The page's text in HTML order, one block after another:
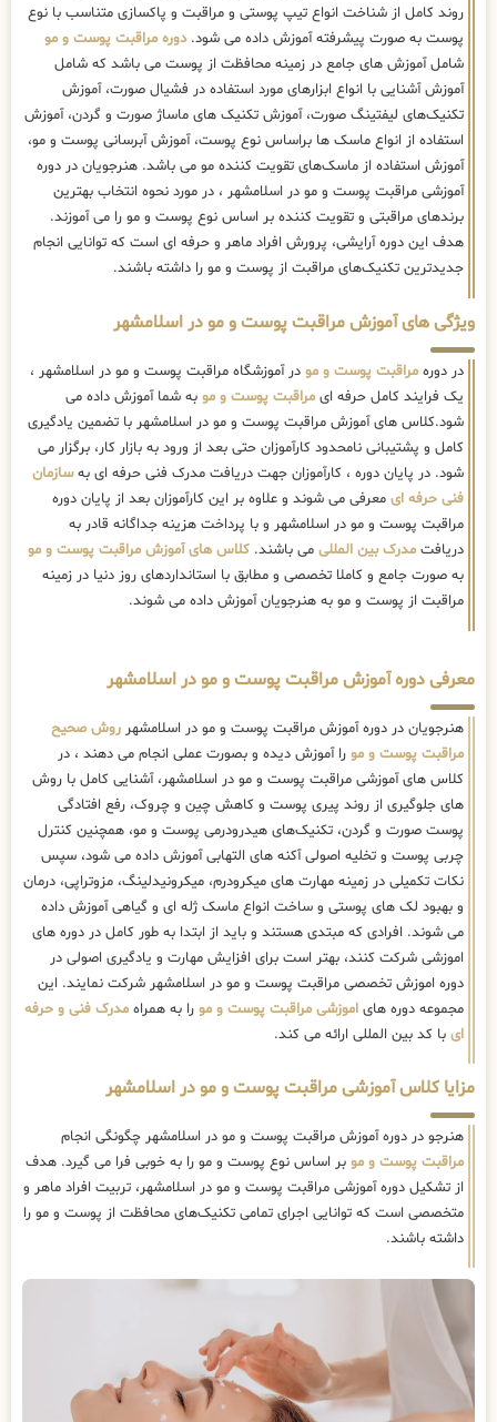
روند کامل از شناخت انواع تیپ پوستی و مراقبت و پاکسازی متناسب با نوع
پوست به صورت پیشرفته آموزش داده می شود.دوره مراقبت پوست و مو
شامل آموزش های جامع در زمینه محافظت از پوست می باشد که شامل
آموزش آشنایی با انواع ابزارهای مورد استفاده در فشیال صورت، آموزش
تکنیک‌های لیفتینگ صورت، آموزش تکنیک های ماساژ صورت و گردن، آموزش
استفاده از انواع ماسک ها براساس نوع پوست، آموزش آبرسانی پوست و مو،
آموزش استفاده از ماسک‌های تقویت کننده مو می باشد. هنرجویان در دوره
آموزشی مراقبت پوست و مو در اسلامشهر ، در مورد نحوه انتخاب بهترین
برندهای مراقبتی و تقویت کننده بر اساس نوع پوست و مو را می آموزند.
هدف این دوره آرایشی، پرورش افراد ماهر و حرفه ای است که توانایی انجام
جدیدترین تکنیک‌های مراقبت از پوست و مو را داشته باشند.
ویژگی های آموزش مراقبت پوست و مو در اسلامشهر
در دوره مراقبت پوست و مو در آموزشگاه مراقبت پوست و مو در اسلامشهر ،
یک فرایند کامل حرفه ای مراقبت پوست و مو به شما آموزش داده می
شود.کلاس های آموزش مراقبت پوست و مو در اسلامشهر با تضمین یادگیری
کامل و پشتیبانی نامحدود کارآموزان حتی بعد از ورود به بازار کار، برگزار می
شود. در پایان دوره ، کارآموزان جهت دریافت مدرک فنی حرفه ای بهسازمان
فنی حرفه ای معرفی می شوند و علاوه بر این کارآموزان بعد از پایان دوره
مراقبت پوست و مو در اسلامشهر و با پرداخت هزینه جداگانه قادر به
دریافت مدرک بین المللی می باشند. کلاس های آموزش مراقبت پوست و مو
به صورت جامع و کاملا تخصصی و مطابق با استانداردهای روز دنیا در زمینه
مراقبت از پوست و مو به هنرجویان آموزش داده می شوند.
معرفی دوره آموزش مراقبت پوست و مو در اسلامشهر
هنرجویان در دوره آموزش مراقبت پوست و مو در اسلامشهر روش صحیح
مراقبت پوست و مو را آموزش دیده و بصورت عملی انجام می دهند ، در
کلاس های آموزشی مراقبت پوست و مو در اسلامشهر، آشنایی کامل با روش
های جلوگیری از روند پیری پوست و کاهش چین و چروک، رفع افتادگی
پوست صورت و گردن، تکنیک‌های هیدرودرمی پوست و مو، همچنین کنترل
چربی پوست و تخلیه اصولی آکنه های التهابی آموزش داده می شود، سپس
نکات تکمیلی در زمینه مهارت های میکرودرم، میکرونیدلینگ، مزوتراپی، درمان
و بهبود لک های پوستی و ساخت انواع ماسک ژله ای و گیاهی آموزش داده
می شوند. افرادی که مبتدی هستند و باید از ابتدا به طور کامل در دوره های
اموزشی شرکت کنند، بهتر است برای افزایش مهارت و یادگیری اصولی در
دوره اموزش تخصصی مراقبت پوست و مو در اسلامشهر شرکت نمایند. این
مجموعه دوره های اموزشی مراقبت پوست و مو را به همراه مدرک فنی و حرفه
ای با کد بین المللی ارائه می کند.
مزایا کلاس آموزشی مراقبت پوست و مو در اسلامشهر
هنرجو در دوره آموزش مراقبت پوست و مو در اسلامشهر چگونگی انجام
مراقبت پوست و مو بر اساس نوع پوست و مو را به خوبی فرا می گیرد. هدف
از تشکیل دوره آموزشی مراقبت پوست و مو در اسلامشهر، تربیت افراد ماهر و
متخصصی است که توانایی اجرای تمامی تکنیک‌های محافظت از پوست و مو را
داشته باشند.